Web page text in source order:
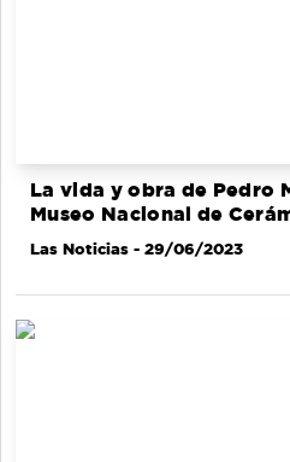
La vida y obra de Pedro
Museo Nacional de
Las Noticias - 29/06/2023